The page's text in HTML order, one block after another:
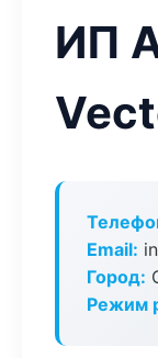
ИП
Email:
Город:
Режим